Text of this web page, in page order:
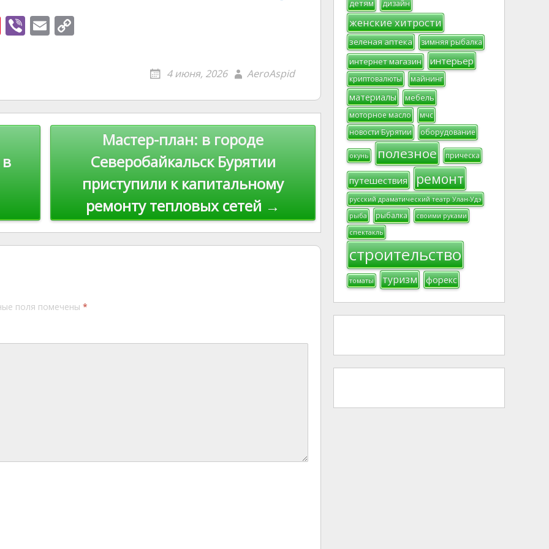
Pi
st
Vi E
Li
n
4 июня, 2026 AeroAspid
Мастер-план: в городе
Северобайкальск Бурятии
приступили к капитальному
ремонту тепловых сетей →
поля помечены *
детям дизайн
женские хитрости
зеленая аптека зимняя рыбалка
интернет магазин интерьер
криптовалюты майнинг
материалы мебель
моторное масло
мчс
новости Бурятии
оборудование
окунь полезное прическа
путешествия ремонт
русский драматический театр Улан-Удэ
рыба
рыбалка
своими руками
спектакль
строительство
томаты туризм форекс